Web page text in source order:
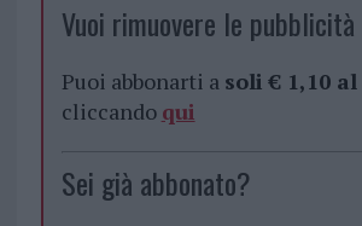
Vuoi rimuovere le
Puoi abbonarti a soli € 1,10 al
cliccando qui
Sei già abbonato?